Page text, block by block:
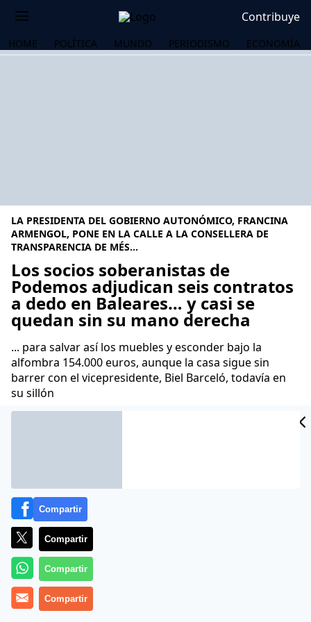
Contribuye
HOME POLÍTICA MUNDO PERIODISMO ECONOMÍA
LA PRESIDENTA DEL GOBIERNO AUTONÓMICO, FRANCINA
ARMENGOL, PONE EN LA CALLE A LA CONSELLERA DE
TRANSPARENCIA DE MÉS...
Los socios soberanistas de
Podemos adjudican seis contratos
a dedo en Baleares… y casi se
quedan sin su mano derecha
... para salvar así los muebles y esconder bajo la
alfombra 154.000 euros, aunque la casa sigue sin
barrer con el vicepresidente, Biel Barceló, todavía en
su sillón
31 Mar 2017 - 16:11 CET
Compartir
Compartir
Compartir
Compartir